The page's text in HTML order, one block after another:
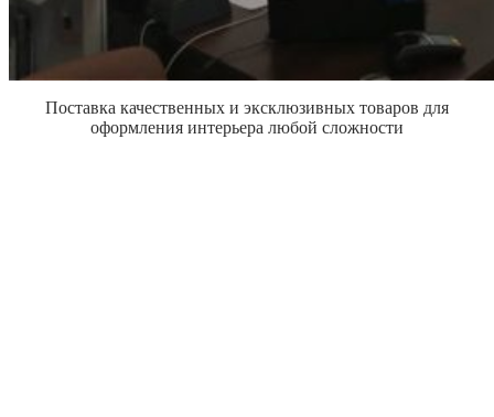
Поставка качественных и эксклюзивных товаров для
оформления интерьера любой сложности